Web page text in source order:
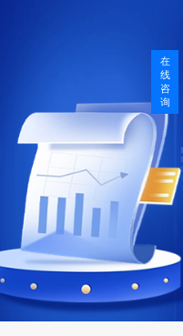
在
线
咨
询